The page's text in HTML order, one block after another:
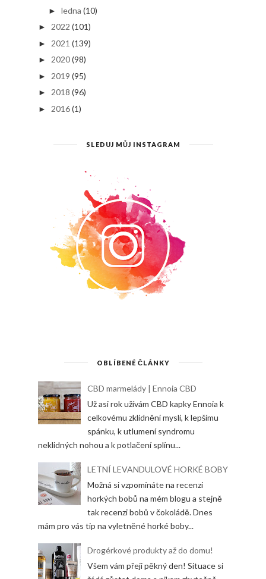
► ledna (10)
► 2022 (101)
► 2021 (139)
► 2020(98)
► 2019 (95)
► 2018 (96)
► 2016(1)
SLEDUJ MŮJ INSTAGRAM
OBLÍBENÉ ČLÁNKY
CBD marmelády | Ennoia CBD
Už asi rok užívám CBD kapky Ennoia k
celkovému zklidnění mysli, k lepšímu
spánku, k utlumení syndromu
neklidných nohou a k potlačení splínu...
LETNÍ LEVANDULOVÉ HORKÉ BOBY
Možná si vzpomínáte na recenzi
horkých bobů na mém blogu a stejně
tak recenzi bobů v čokoládě. Dnes
mám pro vás tip na vyletněné horké boby...
Drogérkové produkty až do domu!
Všem vám přeji pěkný den! Situace si